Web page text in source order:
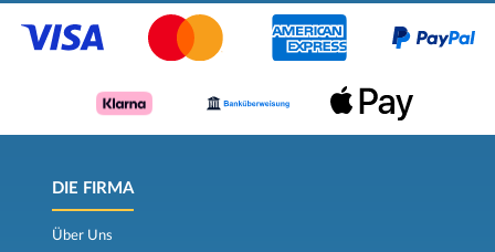
DIE FIRMA
Über Uns